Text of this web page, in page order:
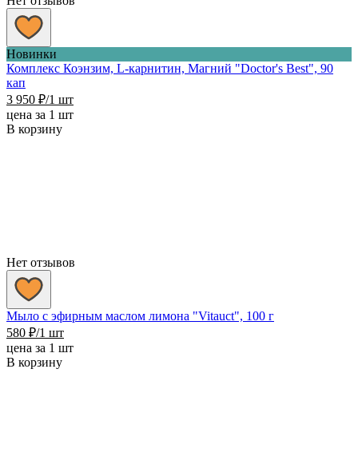
Новинки
Комплекс Коэнзим, L-карнитин, Магний "Doctor's Best", 90
кап
3 950 ₽/1 шт
цена за 1 шт
В корзину
Нет отзывов
Мыло с эфирным маслом лимона "Vitauct", 100 г
580 ₽/1 шт
цена за 1 шт
В корзину